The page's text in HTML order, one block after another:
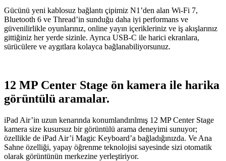
Gücünü yeni kablosuz bağlantı çipimiz N1’den alan Wi‑Fi 7,
Bluetooth 6 ve Thread’in sunduğu daha iyi performans ve
güvenilirlikle oyunlarınız, online yayın içerikleriniz ve iş akışlarınız
gittiğiniz her yerde sizinle. Ayrıca USB‑C ile harici ekranlara,
sürücülere ve aygıtlara kolayca bağlanabiliyorsunuz.
12 MP Center Stage ön kamera ile harika
görüntülü aramalar.
iPad Air’in uzun kenarında konumlandırılmış 12 MP Center Stage
kamera size kusursuz bir görüntülü arama deneyimi sunuyor;
özellikle de iPad Air’i Magic Keyboard’a bağladığınızda. Ve Ana
Sahne özelliği, yapay öğrenme teknolojisi sayesinde sizi otomatik
olarak görüntünün merkezine yerleştiriyor.